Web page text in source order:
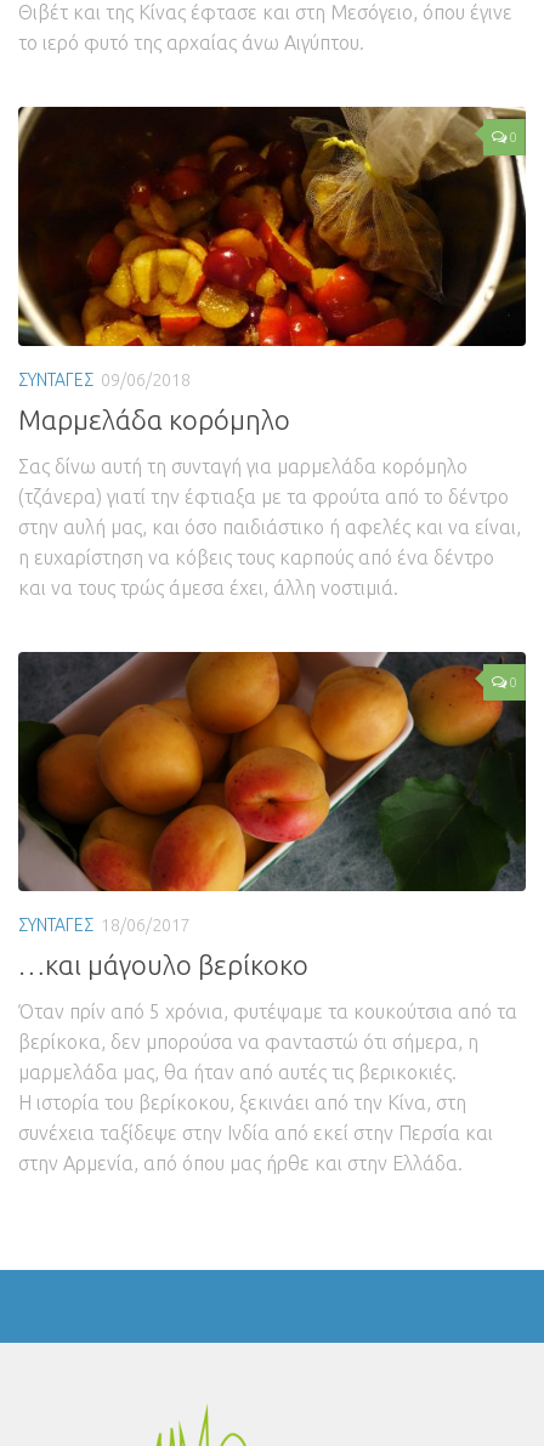
Θιβέτ και της Κίνας έφτασε και στη Μεσόγειο, όπου έγινε
το ιερό φυτό της αρχαίας άνω Αιγύπτου.
0
ΣΥΝΤΑΓΕΣ 09/06/2018
Μαρμελάδα κορόμηλο
Σας δίνω αυτή τη συνταγή για μαρμελάδα κορόμηλο
(τζάνερα) γιατί την έφτιαξα με τα φρούτα από το δέντρο
στην αυλή μας, και όσο παιδιάστικο ή αφελές και να είναι,
η ευχαρίστηση να κόβεις τους καρπούς από ένα δέντρο
και να τους τρώς άμεσα έχει, άλλη νοστιμιά.
0
ΣΥΝΤΑΓΕΣ 18/06/2017
…και μάγουλο βερίκοκο
Όταν πρίν από 5 χρόνια, φυτέψαμε τα κουκούτσια από τα
βερίκοκα, δεν μπορούσα να φανταστώ ότι σήμερα, η
μαρμελάδα μας, θα ήταν από αυτές τις βερικοκιές.
Η ιστορία του βερίκοκου, ξεκινάει από την Κίνα, στη
συνέχεια ταξίδεψε στην Ινδία από εκεί στην Περσία και
στην Αρμενία, από όπου μας ήρθε και στην Ελλάδα.